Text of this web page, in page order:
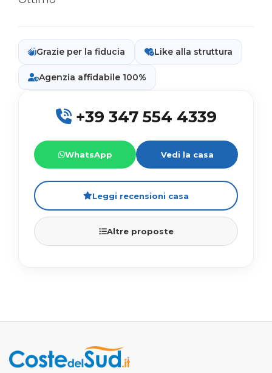
Grazie per la fiducia Like alla struttura
Agenzia affidabile 100%
+39 347 554 4339
WhatsApp Vedi la casa
Leggi recensioni casa
Altre proposte